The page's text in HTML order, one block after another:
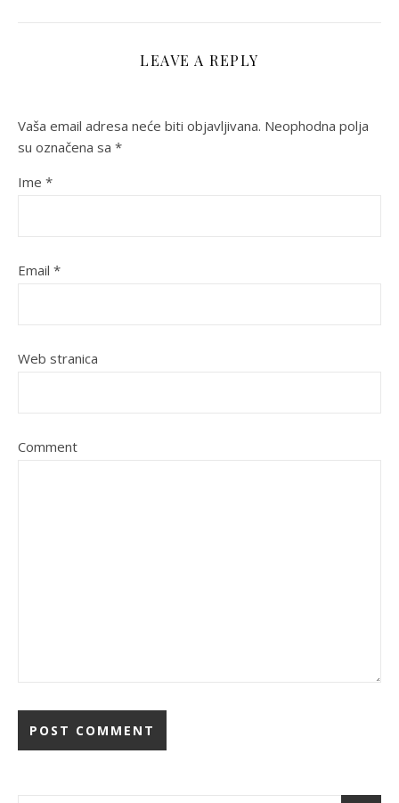
LEAVE A REPLY
Vaša email adresa neće biti objavljivana. Neophodna polja
su označena sa *
Ime *
Email *
Web stranica
Comment